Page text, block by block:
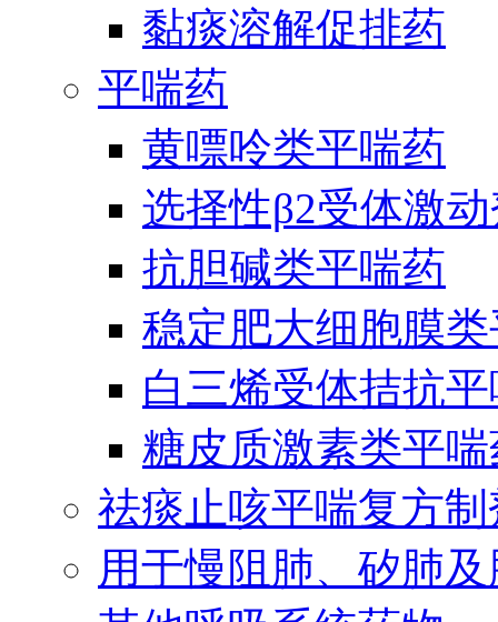
黏痰溶解促排药
平喘药
黄嘌呤类平喘药
选择性β2受体激
抗胆碱类平喘药
稳定肥大细胞膜
白三烯受体拮抗
糖皮质激素类平
祛痰止咳平喘复方制
用于慢阻肺、矽肺